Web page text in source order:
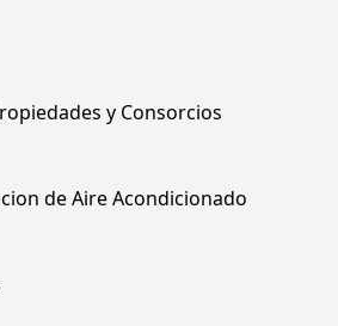
y Consorcios
de Aire Acondicionado